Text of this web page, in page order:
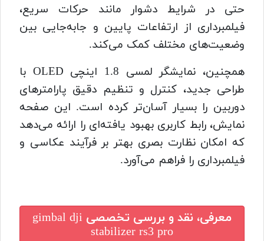
حتی در شرایط دشوار مانند حرکات سریع،
فیلمبرداری از ارتفاعات پایین و جابه‌جایی بین
وضعیت‌های مختلف کمک می‌کند.
همچنین، نمایشگر لمسی 1.8 اینچی OLED با
طراحی جدید، کنترل و تنظیم دقیق پارامترهای
دوربین را بسیار آسان‌تر کرده است. این صفحه
نمایش، رابط کاربری بهبود یافته‌ای را ارائه می‌دهد
که امکان نظارت بصری بهتر بر فرآیند عکاسی و
فیلمبرداری را فراهم می‌آورد.
معرفی، نقد و بررسی تخصصی gimbal dji
stabilizer rs3 pro